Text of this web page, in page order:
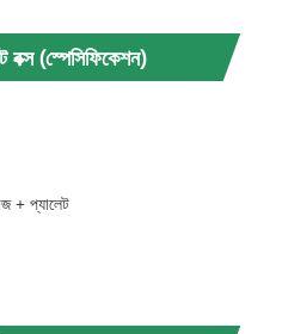
(স্পেসিফিকেশন)
+ প্যালেট